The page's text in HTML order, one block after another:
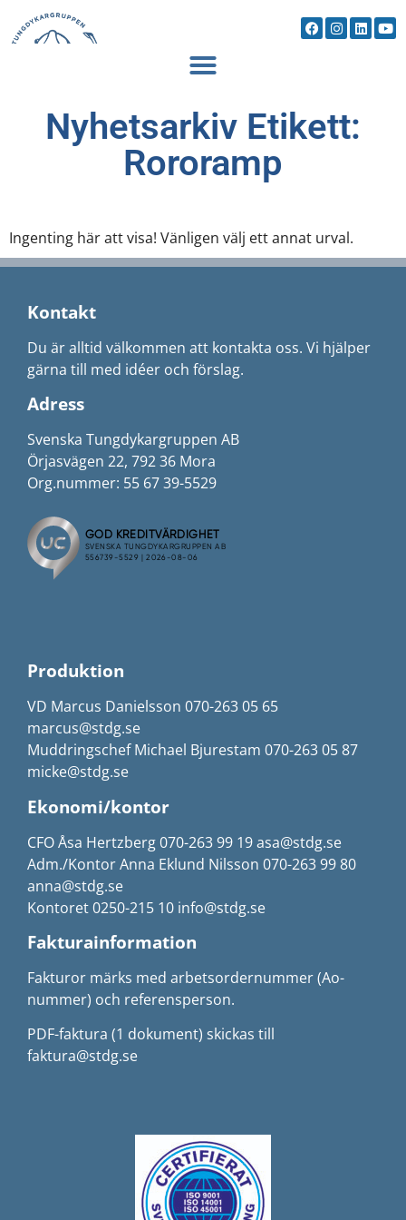
Nyhetsarkiv Etikett:
Rororamp
Ingenting här att visa! Vänligen välj ett annat urval.
Kontakt
Du är alltid välkommen att kontakta oss. Vi hjälper
gärna till med idéer och förslag.
Adress
Svenska Tungdykargruppen AB
Örjasvägen 22, 792 36 Mora
Org.nummer: 55 67 39-5529
Produktion
VD Marcus Danielsson 070-263 05 65
marcus@stdg.se
Muddringschef Michael Bjurestam 070-263 05 87
micke@stdg.se
Ekonomi/kontor
CFO Åsa Hertzberg 070-263 99 19 asa@stdg.se
Adm./Kontor Anna Eklund Nilsson 070-263 99 80
anna@stdg.se
Kontoret 0250-215 10 info@stdg.se
Fakturainformation
Fakturor märks med arbetsordernummer (Ao-
nummer) och referensperson.
PDF-faktura (1 dokument) skickas till
faktura@stdg.se